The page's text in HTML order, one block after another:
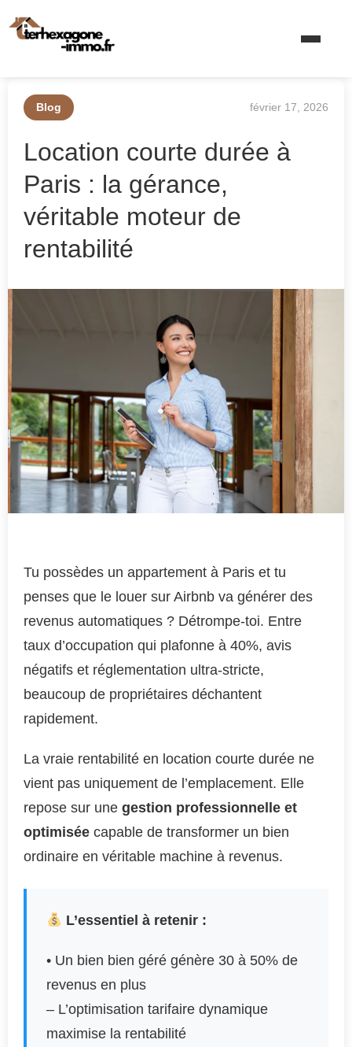
Blog février 17, 2026
Location courte durée à
Paris : la gérance,
véritable moteur de
rentabilité
Tu possèdes un appartement à Paris et tu
penses que le louer sur Airbnb va générer des
revenus automatiques ? Détrompe-toi. Entre
taux d’occupation qui plafonne à 40%, avis
négatifs et réglementation ultra-stricte,
beaucoup de propriétaires déchantent
rapidement.
La vraie rentabilité en location courte durée ne
vient pas uniquement de l’emplacement. Elle
repose sur une gestion professionnelle et
optimisée capable de transformer un bien
ordinaire en véritable machine à revenus.
L’essentiel à retenir :
• Un bien bien géré génère 30 à 50% de
revenus en plus
– L’optimisation tarifaire dynamique
maximise la rentabilité